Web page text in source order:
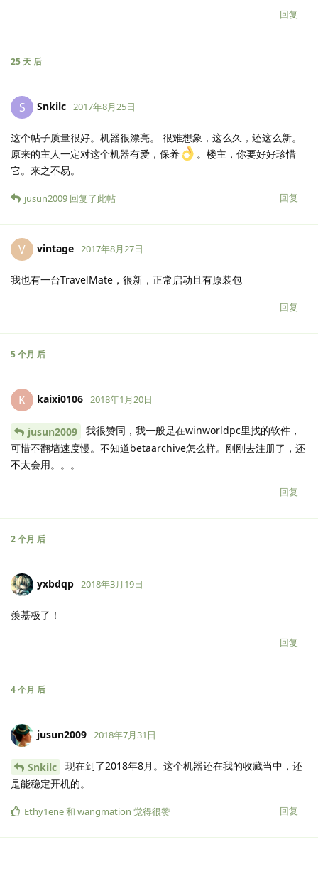
回复
25 天 后
S Snkilc 2017年8月25日
这个帖子质量很好。机器很漂亮。 很难想象，这么久，还这么新。
原来的主人一定对这个机器有爱，保养
。楼主，你要好好珍惜
它。来之不易。
回复
jusun2009 回复了此帖
V vintage 2017年8月27日
我也有一台TravelMate，很新，正常启动且有原装包
回复
5 个月 后
K kaixi0106 2018年1月20日
jusun2009
我很赞同，我一般是在winworldpc里找的软件，
可惜不翻墙速度慢。不知道betaarchive怎么样。刚刚去注册了，还
不太会用。。。
回复
2 个月 后
yxbdqp 2018年3月19日
羡慕极了！
回复
4 个月 后
jusun2009 2018年7月31日
Snkilc
现在到了2018年8月。这个机器还在我的收藏当中，还
是能稳定开机的。
回复
Ethy1ene和 wangmation 觉得很赞